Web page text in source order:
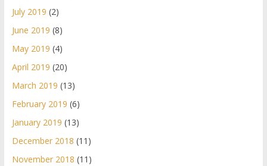
July 2019 (2)
June 2019 (8)
May 2019 (4)
April 2019 (20)
March 2019 (13)
February 2019 (6)
January 2019 (13)
December 2018 (11)
November 2018 (11)